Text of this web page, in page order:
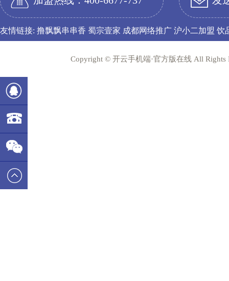
友情链接: 撸飘飘串串香 蜀宗壹家 成都网络推广 沪小二加盟 饮
Copyright © 开云手机端·官方版在线 All Rights
782215386
400-
6677-737